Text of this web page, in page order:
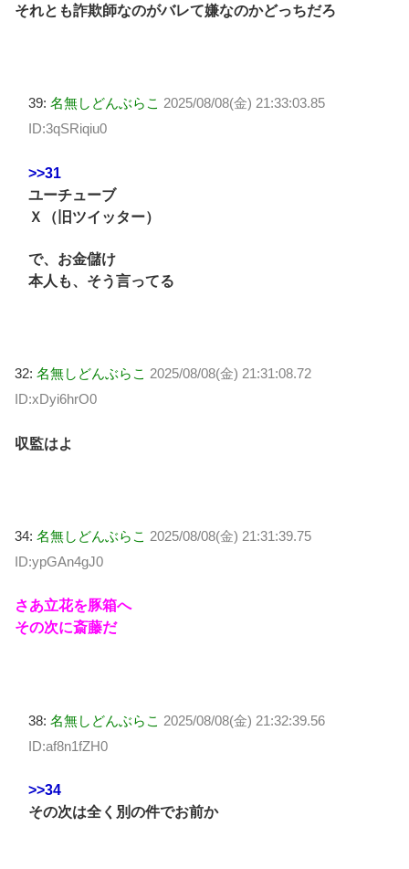
それとも詐欺師なのがバレて嫌なのかどっちだろ
39: 名無しどんぶらこ 2025/08/08(金) 21:33:03.85
ID:3qSRiqiu0
>>31
ユーチューブ
Ｘ（旧ツイッター）
で、お金儲け
本人も、そう言ってる
32: 名無しどんぶらこ 2025/08/08(金) 21:31:08.72
ID:xDyi6hrO0
収監はよ
34: 名無しどんぶらこ 2025/08/08(金) 21:31:39.75
ID:ypGAn4gJ0
さあ立花を豚箱へ
その次に斎藤だ
38: 名無しどんぶらこ 2025/08/08(金) 21:32:39.56
ID:af8n1fZH0
>>34
その次は全く別の件でお前か